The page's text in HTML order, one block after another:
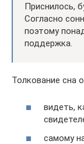
Приснилось,
Согласно
поэтому
поддержка.
Толкование сна
видеть,
самому